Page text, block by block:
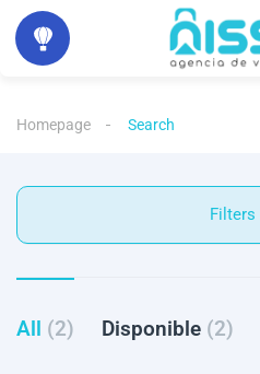
Homepage Search
All (2) Disponible (2)